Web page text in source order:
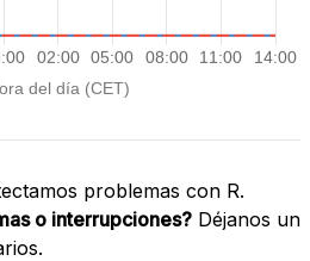
problemas con R.
o interrupciones? Déjanos un